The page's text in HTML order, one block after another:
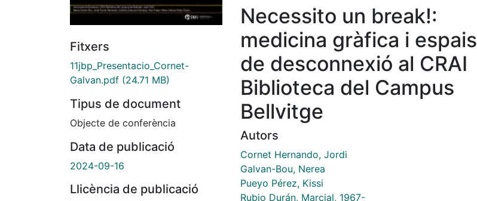
Fitxers
11jbp_Presentacio_Cornet-
Galvan.pdf (24.71 MB)
Tipus de document
Objecte de conferència
Data de publicació
2024-09-16
Llicència de publicació
Necessito un break!:
medicina gràfica i espais
de desconnexió al CRAI
Biblioteca del Campus
Bellvitge
Autors
Cornet Hernando, Jordi
Galvan-Bou, Nerea
Pueyo Pérez, Kissi
Rubio Durán, Marcial, 1967-